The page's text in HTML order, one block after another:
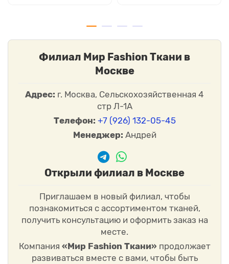
Филиал Мир Fashion Ткани в
Москве
Адрес: г. Москва, Сельскохозяйственная 4
стр Л-1А
Телефон: +7 (926) 132-05-45
Менеджер: Андрей
Открыли филиал в Москве
Приглашаем в новый филиал, чтобы
познакомиться с ассортиментом тканей,
получить консультацию и оформить заказ на
месте.
Компания «Мир Fashion Ткани» продолжает
развиваться вместе с вами, чтобы быть